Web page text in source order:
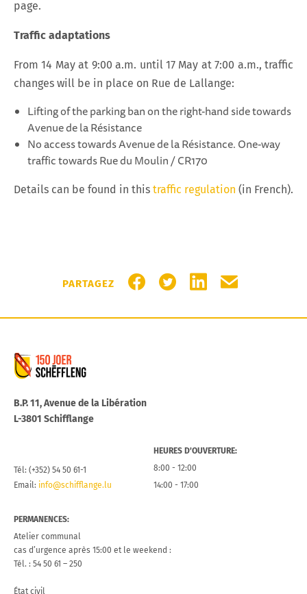
page.
Traffic adaptations
From 14 May at 9:00 a.m. until 17 May at 7:00 a.m., traffic
changes will be in place on Rue de Lallange:
Lifting of the parking ban on the right-hand side towards
Avenue de la Résistance
No access towards Avenue de la Résistance. One-way
traffic towards Rue du Moulin / CR170
Details can be found in this traffic regulation (in French).
PARTAGEZ
PARTAGER SUR FACEBOOK
PARTAGER SUR TWITTER
PARTAGER SUR
PARTAGER
B.P. 11, Avenue de la Libération
L-3801 Schifflange
Tél: (+352) 54 50 61-1
Email: info@schifflange.lu
HEURES D’OUVERTURE:
8:00 - 12:00
14:00 - 17:00
PERMANENCES:
Atelier communal
cas d’urgence après 15:00 et le weekend :
Tél. : 54 50 61 – 250
État civil